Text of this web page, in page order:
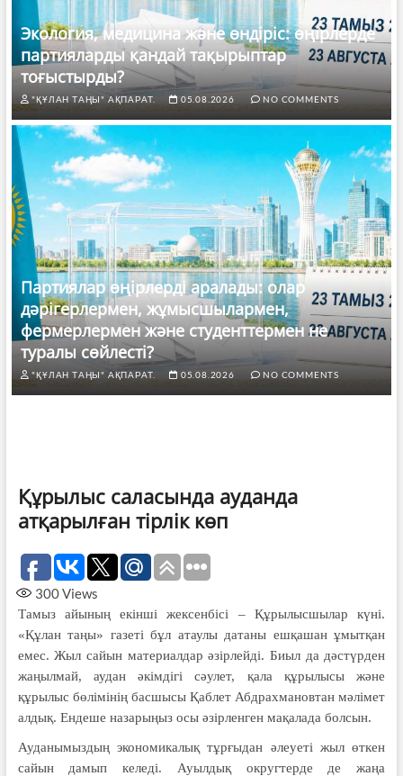
Экология, медицина және өндіріс: өңірлерде
партияларды қандай тақырыптар
тоғыстырды?
"ҚҰЛАН ТАҢЫ" АҚПАРАТ. 05.08.2026 NO COMMENTS
Партиялар өңірлерді аралады: олар
дәрігерлермен, жұмысшылармен,
фермерлермен және студенттермен не
туралы сөйлесті?
"ҚҰЛАН ТАҢЫ" АҚПАРАТ. 05.08.2026 NO COMMENTS
Құрылыс саласында ауданда
атқарылған тірлік көп
300Views
Тамыз айының екінші жексенбісі – Құрылысшылар күні.
«Құлан таңы» газеті бұл атаулы датаны ешқашан ұмытқан
емес. Жыл сайын материалдар әзірлейді. Биыл да дәстүрден
жаңылмай, аудан әкімдігі сәулет, қала құрылысы және
құрылыс бөлімінің басшысы Қаблет Абдрахмановтан мәлімет
алдық. Ендеше назарыңыз осы әзірленген мақалада болсын.
Ауданымыздың экономикалық тұрғыдан әлеуеті жыл өткен
сайын дамып келеді. Ауылдық округтерде де жаңа